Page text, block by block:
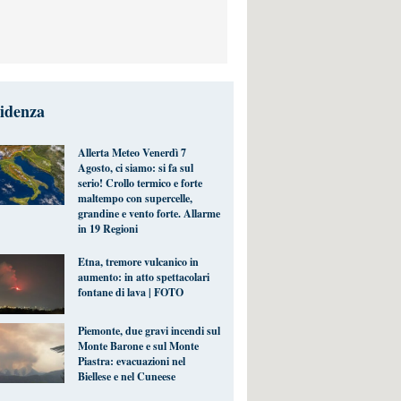
Allerta Meteo Venerdì 7
Agosto, ci siamo: si fa sul
serio! Crollo termico e forte
maltempo con supercelle,
grandine e vento forte. Allarme
in 19 Regioni
Etna, tremore vulcanico in
aumento: in atto spettacolari
fontane di lava | FOTO
Piemonte, due gravi incendi sul
Monte Barone e sul Monte
Piastra: evacuazioni nel
Biellese e nel Cuneese